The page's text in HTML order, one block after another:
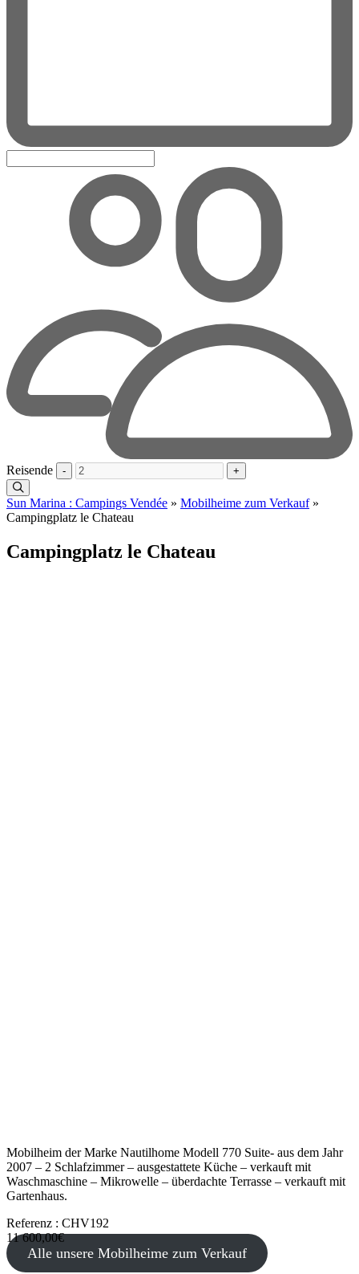
Reisende - +
Sun Marina : Campings Vendée » Mobilheime zum Verkauf»
Campingplatz le Chateau
Campingplatz le Chateau
Mobilheim der Marke Nautilhome Modell 770 Suite- aus dem Jahr
2007 – 2 Schlafzimmer – ausgestattete Küche – verkauft mit
Waschmaschine – Mikrowelle – überdachte Terrasse – verkauft mit
Gartenhaus.
Referenz : CHV192
11 600,00€
Alle unsere Mobilheime zum Verkauf